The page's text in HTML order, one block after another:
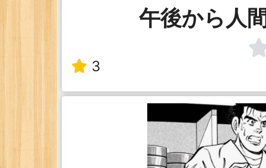
午後から人
3